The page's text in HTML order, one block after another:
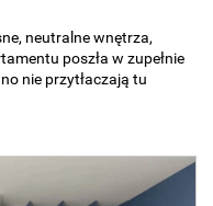
neutralne wnętrza,
poszła w zupełnie
nie przytłaczają tu